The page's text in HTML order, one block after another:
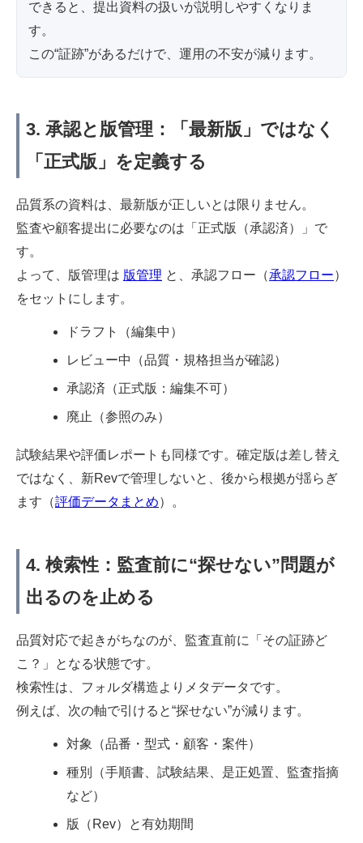
できると、提出資料の扱いが説明しやすくなりま
す。
この“証跡”があるだけで、運用の不安が減ります。
3. 承認と版管理：「最新版」ではなく
「正式版」を定義する
品質系の資料は、最新版が正しいとは限りません。
監査や顧客提出に必要なのは「正式版（承認済）」で
す。
よって、版管理は 版管理 と、承認フロー（承認フロー）
をセットにします。
ドラフト（編集中）
レビュー中（品質・規格担当が確認）
承認済（正式版：編集不可）
廃止（参照のみ）
試験結果や評価レポートも同様です。確定版は差し替え
ではなく、新Revで管理しないと、後から根拠が揺らぎ
ます（評価データまとめ）。
4. 検索性：監査前に“探せない”問題が
出るのを止める
品質対応で起きがちなのが、監査直前に「その証跡ど
こ？」となる状態です。
検索性は、フォルダ構造よりメタデータです。
例えば、次の軸で引けると“探せない”が減ります。
対象（品番・型式・顧客・案件）
種別（手順書、試験結果、是正処置、監査指摘
など）
版（Rev）と有効期間